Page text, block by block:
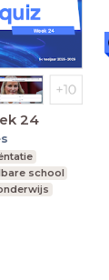
24
school